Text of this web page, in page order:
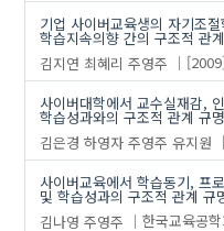
기업 사이버교육생의 자기조
학습지속의향 간의 구조적 관
김지연 최혜리 주영주
[2009]
사이버대학에서 교수실재감,
학습성과와의 구조적 관계 규명
김은경 하영자 주영주 유지원
사이버교육에서 학습동기, 프
및 학습성과의 구조적 관계 규
김나영 주영주 한국교육공학